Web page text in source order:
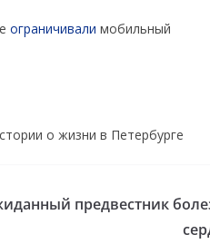
ограничивали мобильный
о жизни в Петербурге
предвестник